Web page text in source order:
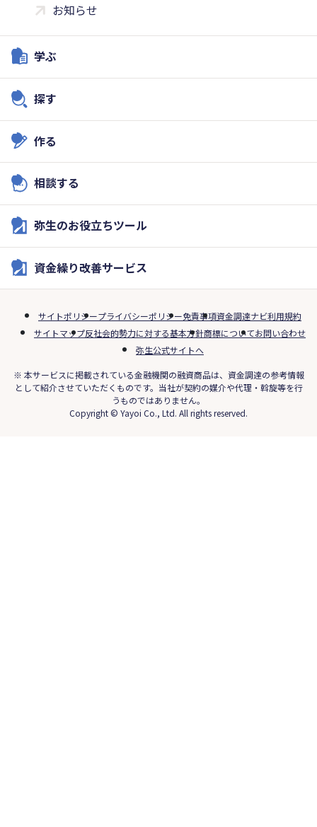
お知らせ
学ぶ
探す
作る
相談する
弥生のお役立ちツール
資金繰り改善サービス
サイトポリシープライバシーポリシー免責事項資金調達ナビ利用規約
サイトマップ反社会的勢力に対する基本方針商標についてお問い合わせ
弥生公式サイトへ
※ 本サービスに掲載されている金融機関の融資商品は、資金調達の参考情報
として紹介させていただくものです。当社が契約の媒介や代理・斡旋等を行
うものではありません。
Copyright © Yayoi Co., Ltd. All rights reserved.